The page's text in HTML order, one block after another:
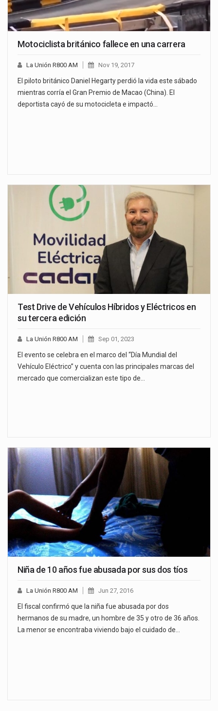
Motociclista británico fallece en una carrera
La Unión R800 AM Nov 19, 2017
El piloto británico Daniel Hegarty perdió la vida este sábado
mientras corría el Gran Premio de Macao (China). El
deportista cayó de su motocicleta e impactó…
Test Drive de Vehículos Híbridos y Eléctricos en
su tercera edición
La Unión R800 AM Sep 01, 2023
El evento se celebra en el marco del “Día Mundial del
Vehículo Eléctrico” y cuenta con las principales marcas del
mercado que comercializan este tipo de…
Niña de 10 años fue abusada por sus dos tíos
La Unión R800 AM Jun 27, 2016
El fiscal confirmó que la niña fue abusada por dos
hermanos de su madre, un hombre de 35 y otro de 36 años.
La menor se encontraba viviendo bajo el cuidado de…